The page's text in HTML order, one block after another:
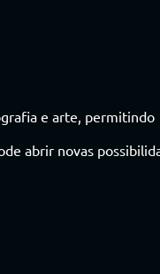
e arte, permitindo
abrir novas